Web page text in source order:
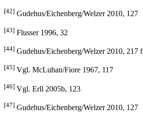
[42] Gudehus/Eichenberg/Welzer 2010, 127
[43] Flusser 1996, 32
[44] Gudehus/Eichenberg/Welzer 2010, 217 f
[45] Vgl. McLuhan/Fiore 1967, 117
[46] Vgl. Erll 2005b, 123
[47] Gudehus/Eichenberg/Welzer 2010, 127